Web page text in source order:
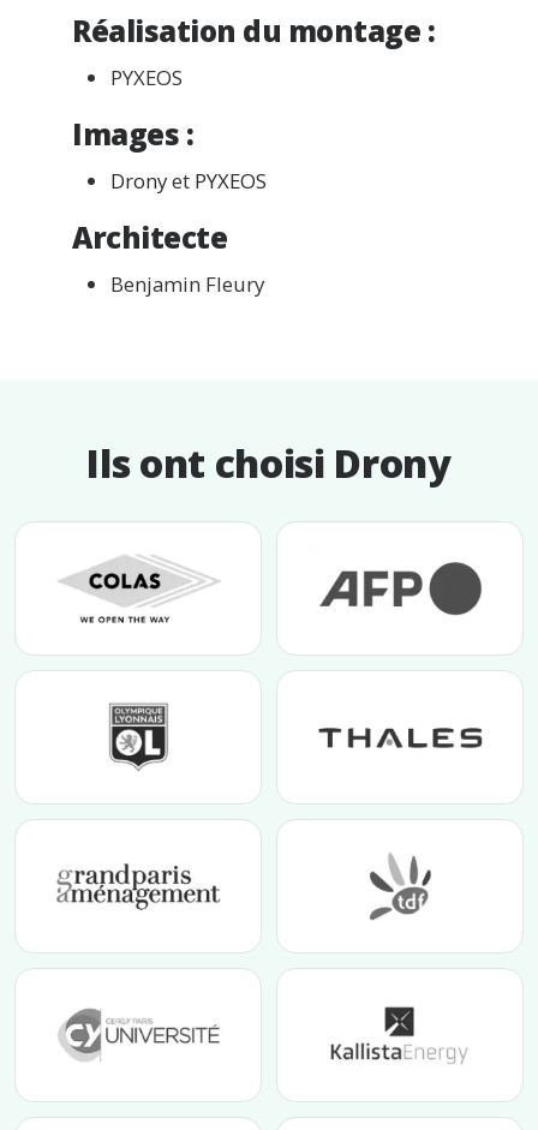
Réalisation du montage :
PYXEOS
Images :
Dronyet PYXEOS
Architecte
Benjamin Fleury
Ils ont choisi Drony